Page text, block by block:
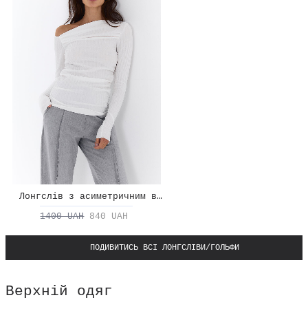
Лонгслів з асиметричним вирізом
1400 UAH 840 UAH
ПОДИВИТИСЬ ВСІ ЛОНГСЛІВИ/ГОЛЬФИ
Верхній одяг